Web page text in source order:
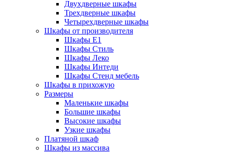
Двухдверные шкафы
Трехдверные шкафы
Четырехдверные шкафы
Шкафы от производителя
Шкафы E1
Шкафы Стиль
Шкафы Леко
Шкафы Интеди
Шкафы Стенд мебель
Шкафы в прихожую
Размеры
Маленькие шкафы
Большие шкафы
Высокие шкафы
Узкие шкафы
Платяной шкаф
Шкафы из массива